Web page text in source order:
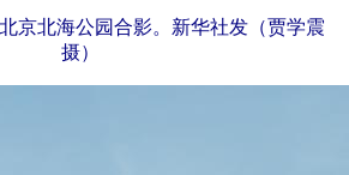
京北海公园合影。新华社发（贾学震
摄）